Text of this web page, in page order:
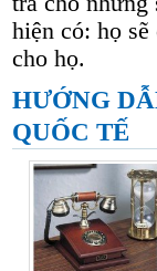
hiện có: họ
cho họ.
HƯỚNG
QUỐC TẾ